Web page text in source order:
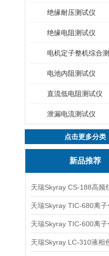
绝缘耐压测试仪
绝缘电阻测试仪
电机定子整机综合
电池内阻测试仪
直流低电阻测试仪
泄漏电流测试仪
点击更多分类
新品推荐
天瑞Skyray TIC-680离子
天瑞Skyray TIC-600离子
天瑞Skyray LC-310液相